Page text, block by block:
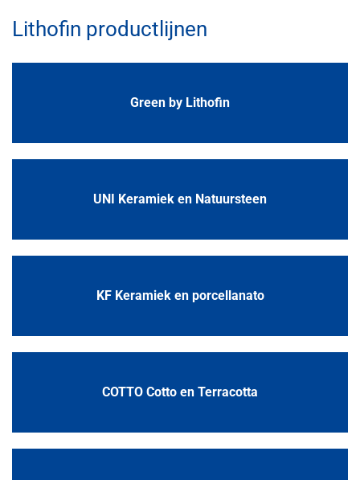
Lithofin productlijnen
Green by Lithofin
UNI Keramiek en Natuursteen
KF Keramiek en porcellanato
COTTO Cotto en Terracotta